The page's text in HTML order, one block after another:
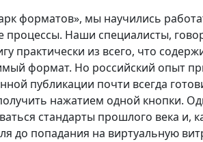
форматов», мы научились
процессы. Наши специалисты,
практически из всего, что
формат. Но российский опыт
публикации почти всегда
нажатием одной кнопки.
стандарты прошлого века и,
до попадания на виртуальную